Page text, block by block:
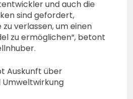
und auch die
sind gefordert,
verlassen, um einen
zu ermöglichen“, betont
Auskunft über
Umweltwirkung